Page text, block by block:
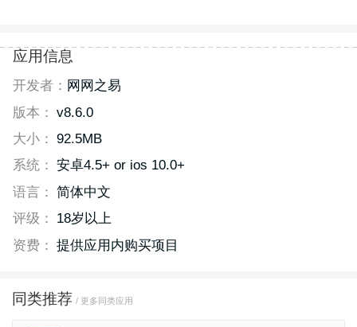
应用信息
开发者： 网网之易
版本： v8.6.0
大小： 92.5MB
系统： 安卓4.5+ or ios 10.0+
语言： 简体中文
评级：
18岁以上
资费： 提供应用内购买项目
同类推荐 / 更多同类应用